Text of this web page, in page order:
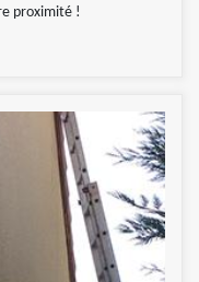
proximité !